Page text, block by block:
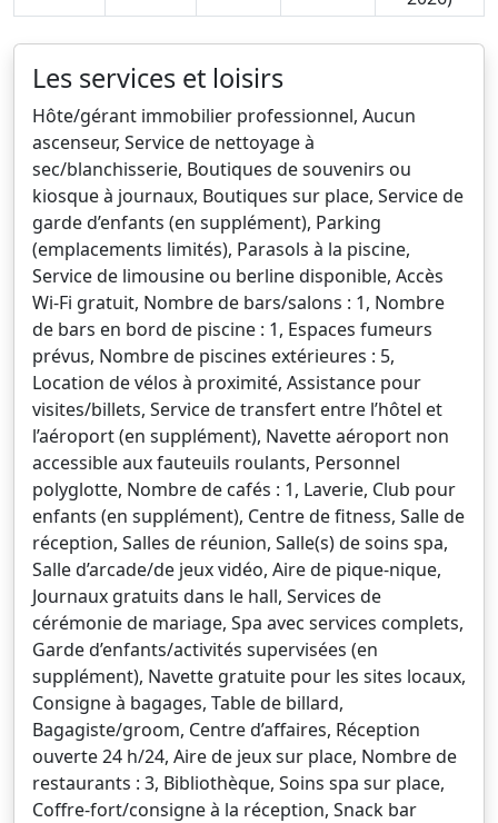
Les services et loisirs
Hôte/gérant immobilier professionnel, Aucun
ascenseur, Service de nettoyage à
sec/blanchisserie, Boutiques de souvenirs ou
kiosque à journaux, Boutiques sur place, Service de
garde d’enfants (en supplément), Parking
(emplacements limités), Parasols à la piscine,
Service de limousine ou berline disponible, Accès
Wi-Fi gratuit, Nombre de bars/salons : 1, Nombre
de bars en bord de piscine : 1, Espaces fumeurs
prévus, Nombre de piscines extérieures : 5,
Location de vélos à proximité, Assistance pour
visites/billets, Service de transfert entre l’hôtel et
l’aéroport (en supplément), Navette aéroport non
accessible aux fauteuils roulants, Personnel
polyglotte, Nombre de cafés : 1, Laverie, Club pour
enfants (en supplément), Centre de fitness, Salle de
réception, Salles de réunion, Salle(s) de soins spa,
Salle d’arcade/de jeux vidéo, Aire de pique-nique,
Journaux gratuits dans le hall, Services de
cérémonie de mariage, Spa avec services complets,
Garde d’enfants/activités supervisées (en
supplément), Navette gratuite pour les sites locaux,
Consigne à bagages, Table de billard,
Bagagiste/groom, Centre d’affaires, Réception
ouverte 24 h/24, Aire de jeux sur place, Nombre de
restaurants : 3, Bibliothèque, Soins spa sur place,
Coffre-fort/consigne à la réception, Snack bar